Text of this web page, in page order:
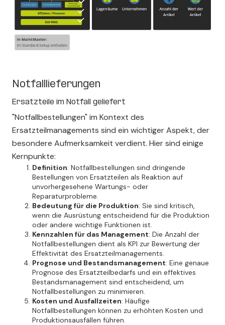
Notfalllieferungen
Ersatzteile im Notfall geliefert
"Notfallbestellungen" im Kontext des
Ersatzteilmanagements sind ein wichtiger Aspekt, der
besondere Aufmerksamkeit verdient. Hier sind einige
Kernpunkte:
Definition: Notfallbestellungen sind dringende
Bestellungen von Ersatzteilen als Reaktion auf
unvorhergesehene Wartungs- oder
Reparaturprobleme.
Bedeutung für die Produktion: Sie sind kritisch,
wenn die Ausrüstung entscheidend für die Produktion
oder andere wichtige Funktionen ist.
Kennzahlen für das Management: Die Anzahl der
Notfallbestellungen dient als KPI zur Bewertung der
Effektivität des Ersatzteilmanagements.
Prognose und Bestandsmanagement: Eine genaue
Prognose des Ersatzteilbedarfs und ein effektives
Bestandsmanagement sind entscheidend, um
Notfallbestellungen zu minimieren.
Kosten und Ausfallzeiten: Häufige
Notfallbestellungen können zu erhöhten Kosten und
Produktionsausfällen führen.